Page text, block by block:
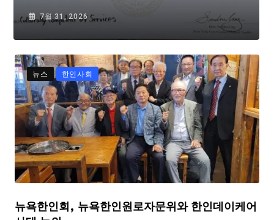
7월 31, 2026
뉴스 한인사회
뉴욕한인회, 뉴욕한인원로자문위와 한인데이케어